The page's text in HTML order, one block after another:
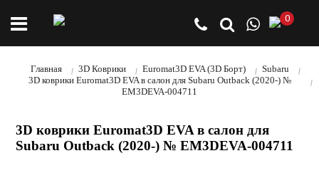
0
Главная 3D Коврики Euromat3D EVA (3D Борт)
Subaru
3D коврики Euromat3D EVA в салон для Subaru Outback (2020-) №
EM3DEVA-004711
3D коврики Euromat3D EVA в салон для
Subaru Outback (2020-) № EM3DEVA-004711